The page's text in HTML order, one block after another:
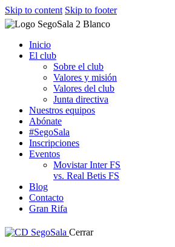
Skip to content Skip to footer
Inicio
El club
Sobre el club
Valores y misión
Valores del club
Junta directiva
Nuestros equipos
Abónate
#SegoSala
Inscripciones
Eventos
Movistar Inter FS
vs. Real Betis FS
Blog
Contacto
Gran Rifa
Cerrar